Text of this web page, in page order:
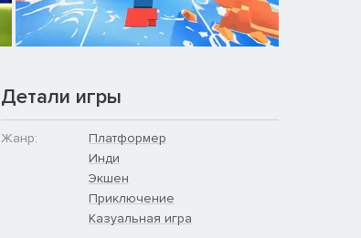
Детали игры
Жанр:
Платформер
Инди
Экшен
Приключение
Казуальная игра